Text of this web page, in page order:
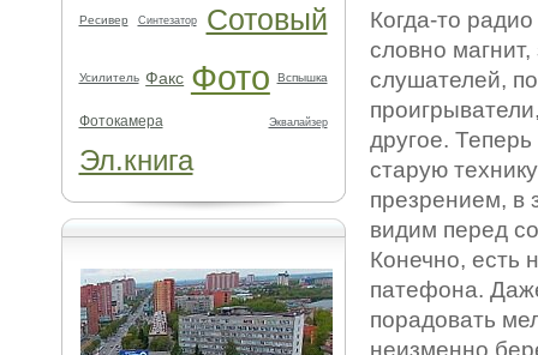
Ресивер Синтезатор Сотовый
Усилитель Факс Фото Вспышка
Фотокамера Эквалайзер
Эл.книга
Когда-то
словно
слушателей,
другое.
старую
презрением, в
видим перед
Конечно, есть
патефона.
порадовать
неизменно